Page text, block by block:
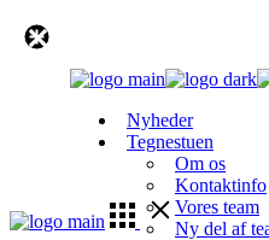
Nyheder
Tegnestuen
Om os
Kontaktinfo
Vores team
Ny del af